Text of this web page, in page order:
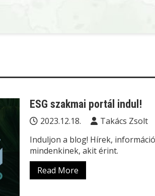
ESG szakmai portál indul!
2023.12.18.
Takács Zsolt
Induljon a blog! Hírek,
mindenkinek, akit érint.
Read More